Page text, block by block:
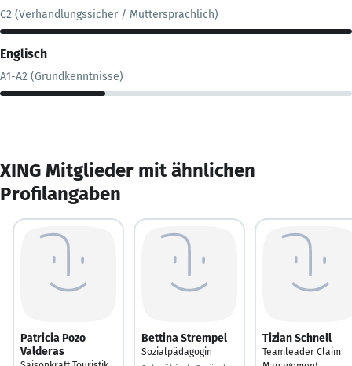
C2 (Verhandlungssicher / Muttersprachlich)
Englisch
A1-A2 (Grundkenntnisse)
XING Mitglieder mit ähnlichen
Profilangaben
Patricia Pozo
Valderas
Bettina Strempel
Sozialpädagogin
Tizian Schnell
Teamleader Claim